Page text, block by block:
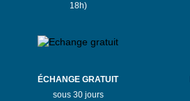
18h)
ÉCHANGE GRATUIT
sous 30 jours